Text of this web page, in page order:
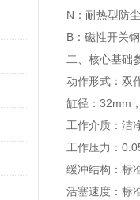
N：耐热型防
B：磁性开关
二、核心基础
动作形式：双
缸径：32mm
工作介质：洁
工作压力：
缓冲结构：标
活塞速度：标